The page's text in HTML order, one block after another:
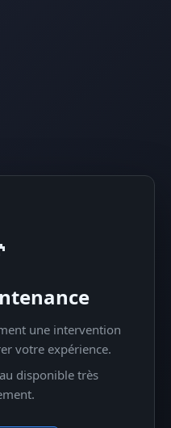
une intervention
votre expérience.
disponible très